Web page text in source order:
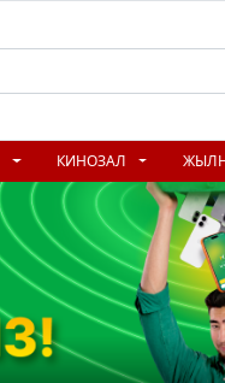
КИНОЗАЛ